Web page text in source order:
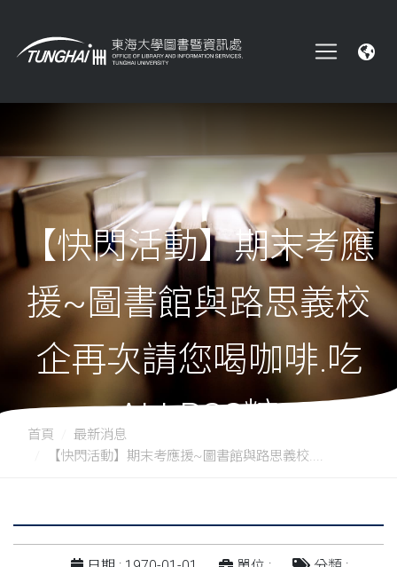
【快閃活動】期末考應
援~圖書館與路思義校
企再次請您喝咖啡.吃
ALLPSS糖
首頁
最新消息
【快閃活動】期末考應援~圖書館與路思義校....